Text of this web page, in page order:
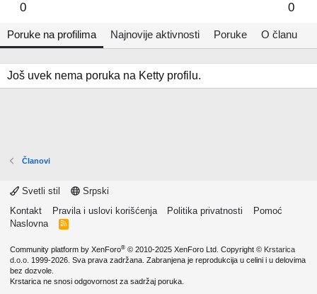
0 0
Poruke na profilima Najnovije aktivnosti Poruke O članu
Još uvek nema poruka na Ketty profilu.
Članovi
Svetli stil
Srpski
Kontakt
Pravila i uslovi korišćenja Politika privatnosti
Pomoć
Naslovna
R
Community platform by XenForo® © 2010-2025 XenForo Ltd. Copyright © Krstarica
d.o.o. 1999-2026. Sva prava zadržana. Zabranjena je reprodukcija u celini i u delovima
bez dozvole.
Krstarica ne snosi odgovornost za sadržaj poruka.